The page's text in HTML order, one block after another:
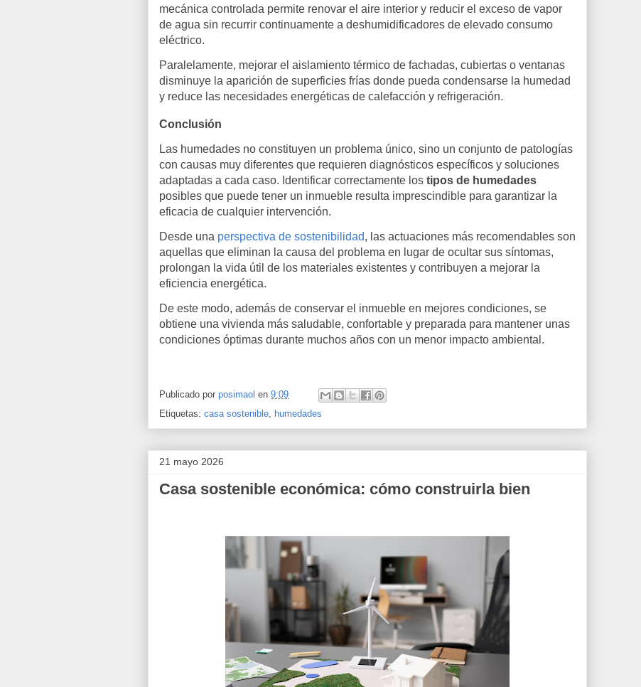
mecánica controlada permite renovar el aire interior y reducir el exceso de vapor
de agua sin recurrir continuamente a deshumidificadores de elevado consumo
eléctrico.
Paralelamente, mejorar el aislamiento térmico de fachadas, cubiertas o ventanas
disminuye la aparición de superficies frías donde pueda condensarse la humedad
y reduce las necesidades energéticas de calefacción y refrigeración.
Conclusión
Las humedades no constituyen un problema único, sino un conjunto de patologías
con causas muy diferentes que requieren diagnósticos específicos y soluciones
adaptadas a cada caso. Identificar correctamente los tipos de humedades
posibles que puede tener un inmueble resulta imprescindible para garantizar la
eficacia de cualquier intervención.
Desde una perspectiva de sostenibilidad, las actuaciones más recomendables son
aquellas que eliminan la causa del problema en lugar de ocultar sus síntomas,
prolongan la vida útil de los materiales existentes y contribuyen a mejorar la
eficiencia energética.
De este modo, además de conservar el inmueble en mejores condiciones, se
obtiene una vivienda más saludable, confortable y preparada para mantener unas
condiciones óptimas durante muchos años con un menor impacto ambiental.
Publicado por posimaol en 9:09
Etiquetas: casa sostenible humedades
21 mayo 2026
Casa sostenible económica: cómo construirla bien